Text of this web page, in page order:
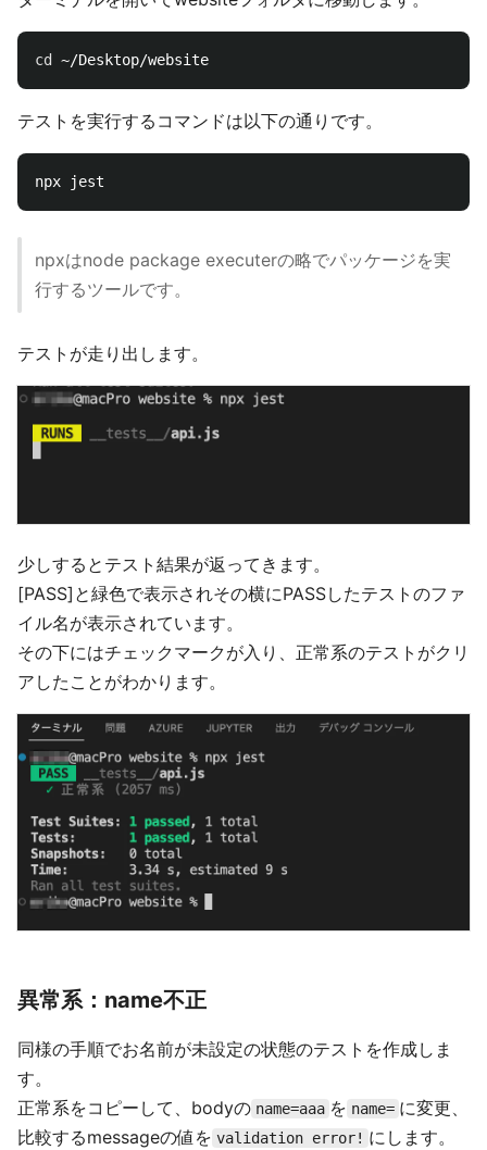
cd
テストを実行するコマンドは以下の通りです。
npxはnode package executerの略でパッケージを実
行するツールです。
テストが走り出します。
少しするとテスト結果が返ってきます。
[PASS]と緑色で表示されその横にPASSしたテストのファ
イル名が表示されています。
その下にはチェックマークが入り、正常系のテストがクリ
アしたことがわかります。
異常系：name不正
同様の手順でお名前が未設定の状態のテストを作成しま
す。
正常系をコピーして、bodyの name=aaa を name= に変更、
比較するmessageの値を validation error! にします。